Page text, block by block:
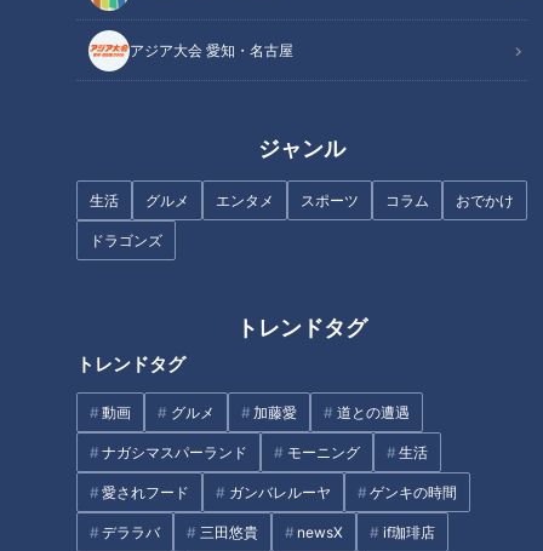
アジア大会 愛知・名古屋
ジャンル
生活 グルメ エンタメ スポーツ コラム おでかけ
ドラゴンズ
トレンドタグ
トレンドタグ
動画 グルメ 加藤愛 道との遭遇
ナガシマスパーランド モーニング 生活
愛されフード ガンバレルーヤ ゲンキの時間
デララバ 三田悠貴 newsX if珈琲店
ナゴヤ大注目店SP！超穴場の隠
れ家すぎる名店を紹介！【花咲
かタイムズ】
家計の味方！地域密着型スーパ
タグ
生活 チャント！ 愛知